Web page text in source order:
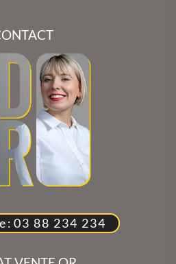
: 03 88 234 234